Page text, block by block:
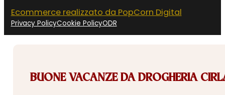
Ecommerce realizzato da PopCorn Digital
Privacy PolicyCookie PolicyODR
BUONE VACANZE DA DROGHERIA